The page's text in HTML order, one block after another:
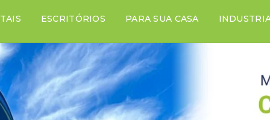
ESCRITÓRIOS PARA SUA CASA